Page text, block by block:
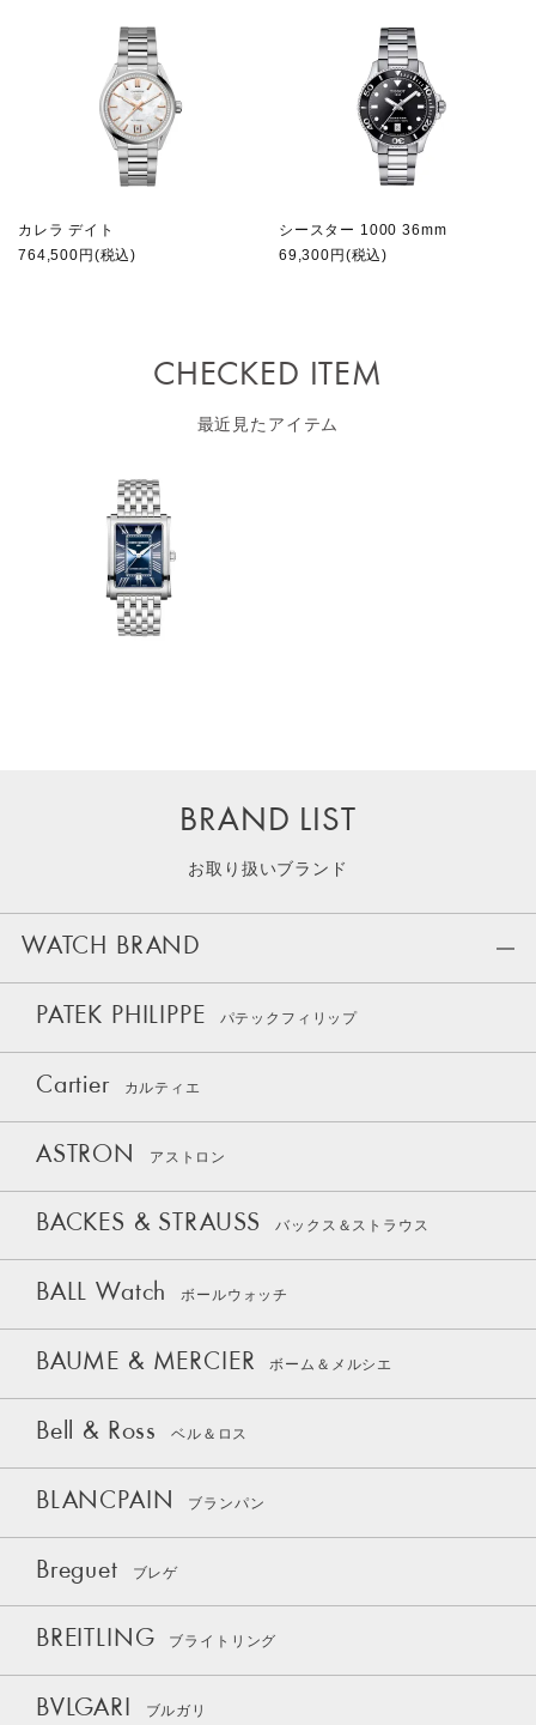
カレラ デイト
764,500円(税込)
シースター 1000 36mm
69,300円(税込)
CHECKED ITEM
最近見たアイテム
BRAND LIST
お取り扱いブランド
WATCH BRAND
PATEK PHILIPPE パテックフィリップ
Cartier カルティエ
ASTRON アストロン
BACKES & STRAUSS バックス＆ストラウス
BALL Watch ボールウォッチ
BAUME & MERCIER ボーム＆メルシエ
Bell & Ross ベル＆ロス
BLANCPAIN ブランパン
Breguet ブレゲ
BREITLING ブライトリング
BVLGARI ブルガリ